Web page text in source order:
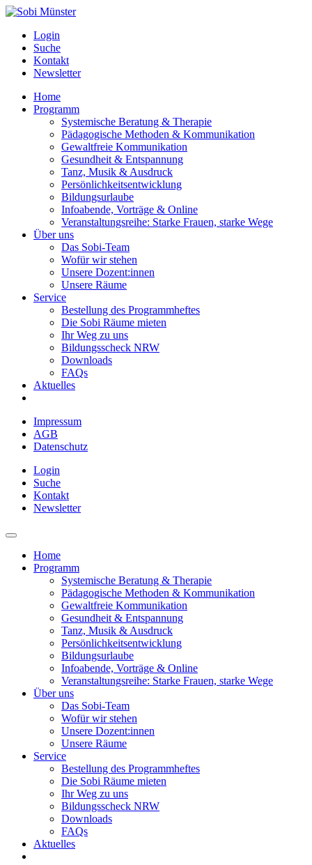
Login
Suche
Kontakt
Newsletter
Home
Programm
Systemische Beratung & Therapie
Pädagogische Methoden & Kommunikation
Gewaltfreie Kommunikation
Gesundheit & Entspannung
Tanz, Musik & Ausdruck
Persönlichkeitsentwicklung
Bildungsurlaube
Infoabende, Vorträge & Online
Veranstaltungsreihe: Starke Frauen, starke Wege
Über uns
Das Sobi-Team
Wofür wir stehen
Unsere Dozent:innen
Unsere Räume
Service
Bestellung des Programmheftes
Die Sobi Räume mieten
Ihr Weg zu uns
Bildungsscheck NRW
Downloads
FAQs
Aktuelles
Impressum
AGB
Datenschutz
Login
Suche
Kontakt
Newsletter
Home
Programm
Systemische Beratung & Therapie
Pädagogische Methoden & Kommunikation
Gewaltfreie Kommunikation
Gesundheit & Entspannung
Tanz, Musik & Ausdruck
Persönlichkeitsentwicklung
Bildungsurlaube
Infoabende, Vorträge & Online
Veranstaltungsreihe: Starke Frauen, starke Wege
Über uns
Das Sobi-Team
Wofür wir stehen
Unsere Dozent:innen
Unsere Räume
Service
Bestellung des Programmheftes
Die Sobi Räume mieten
Ihr Weg zu uns
Bildungsscheck NRW
Downloads
FAQs
Aktuelles